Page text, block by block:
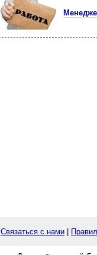
Связаться с нами